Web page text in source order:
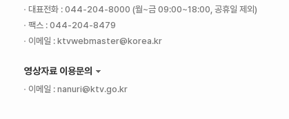
대표전화 : 044-204-8000 (월~금 09:00~18:00, 공휴일 제외)
팩스 : 044-204-8479
이메일 : ktvwebmaster@korea.kr
영상자료 이용문의
이메일 : nanuri@ktv.go.kr